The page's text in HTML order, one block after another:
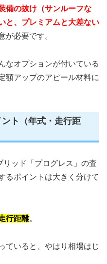
備の抜け（サンルーフな
と、プレミアムと大差ない
が必要です。
なオプションが付いている
額アップのアピール材料に
ト（年式・走行距
ッド「プログレス」の査
るポイントは大きく分けて
行距離。
ていると、やはり相場はじ